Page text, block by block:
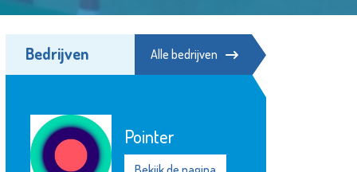
Bedrijven Alle bedrijven
Herbergier
Schiedam